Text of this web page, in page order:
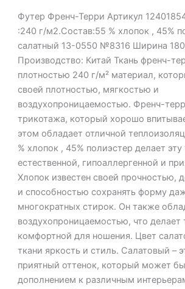
Футер Френч-Терри Артикул
:240 г/м2.Состав:55 % хлопок , 45%
салатный 13-0550 №8316 Ширина
Производство: Китай Ткань френч-
плотностью 240 г/м² материал,
своей плотностью, мягкостью и
воздухопроницаемостью. Френч-
трикотажа, который хорошо
этом обладает отличной
% хлопок , 45% полиэстер делает эту
естественной, гипоаллергенной и
Хлопок известен своей прочностью,
и способностью сохранять форму
многократных стирок. Он также
воздухопроницаемостью, что делает
комфортной для ношения. Цвет
ткани яркость и стиль. Салатовый –
приятный оттенок, который может
дополнением к различным